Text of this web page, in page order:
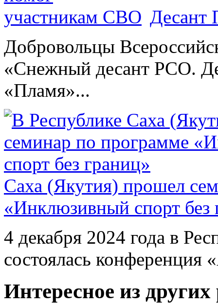
Десант
Добровольцы
«Снежный десант РСО.
«Пламя»...
Саха (Якутия) прошел
«Инклюзивный спорт без
4 декабря 2024 года в
состоялась конференция
Интересное из